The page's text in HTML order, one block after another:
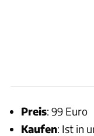
Preis: 99 Euro
Kaufen: Ist in